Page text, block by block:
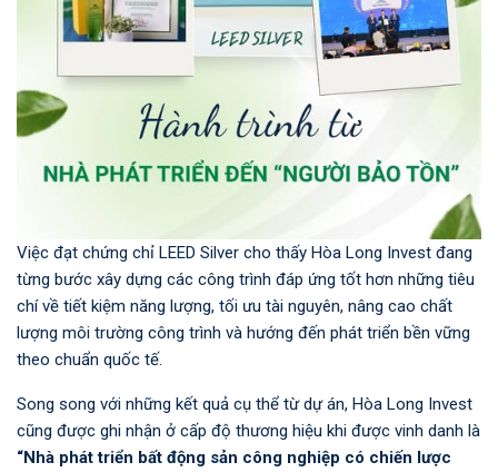
Việc đạt chứng chỉ LEED Silver cho thấy Hòa Long Invest đang
từng bước xây dựng các công trình đáp ứng tốt hơn những tiêu
chí về tiết kiệm năng lượng, tối ưu tài nguyên, nâng cao chất
lượng môi trường công trình và hướng đến phát triển bền vững
theo chuẩn quốc tế.
Song song với những kết quả cụ thể từ dự án, Hòa Long Invest
cũng được ghi nhận ở cấp độ thương hiệu khi được vinh danh là
“Nhà phát triển bất động sản công nghiệp có chiến lược